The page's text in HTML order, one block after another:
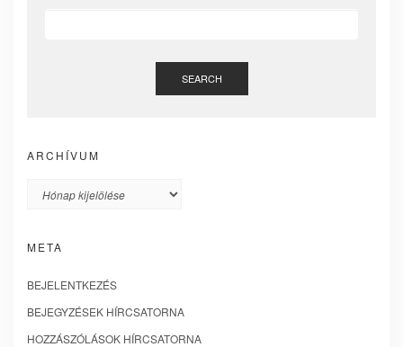
SEARCH
ARCHÍVUM
Archívum
META
BEJELENTKEZÉS
BEJEGYZÉSEK HÍRCSATORNA
HOZZÁSZÓLÁSOK HÍRCSATORNA